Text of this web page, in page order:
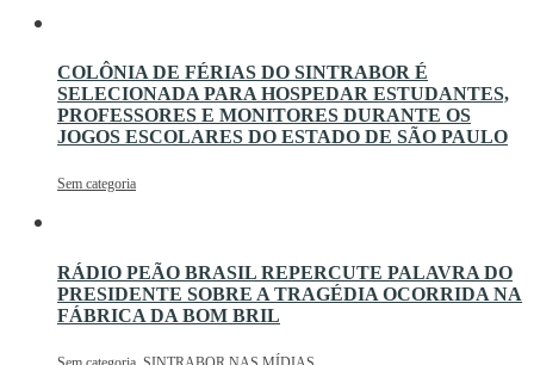
COLÔNIA DE FÉRIAS DO SINTRABOR É
SELECIONADA PARA HOSPEDAR ESTUDANTES,
PROFESSORES E MONITORES DURANTE OS
JOGOS ESCOLARES DO ESTADO DE SÃO PAULO
Sem categoria
RÁDIO PEÃO BRASIL REPERCUTE PALAVRA DO
PRESIDENTE SOBRE A TRAGÉDIA OCORRIDA NA
FÁBRICA DA BOM BRIL